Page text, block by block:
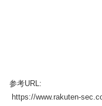
参考URL:
https://www.rakuten-